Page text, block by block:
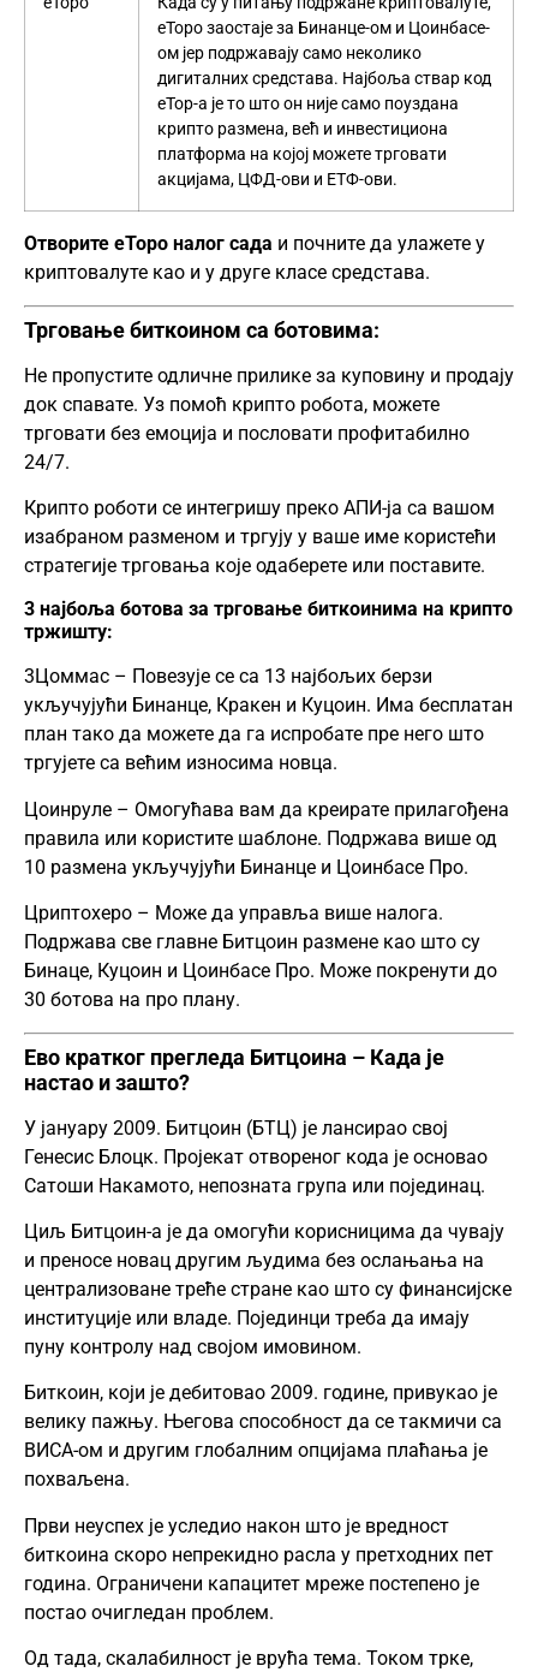
еТоро заостаје за Бинанце-ом и Цоинбасе-
ом јер подржавају само неколико
дигиталних средстава. Најбоља ствар код
еТор-а је то што он није само поуздана
крипто размена, већ и инвестициона
платформа на којој можете трговати
акцијама, ЦФД-ови и ЕТФ-ови.
Отворите еТоро налог сада и почните да улажете у
криптовалуте као и у друге класе средстава.
Трговање биткоином са ботовима:
Не пропустите одличне прилике за куповину и продају
док спавате. Уз помоћ крипто робота, можете
трговати без емоција и пословати профитабилно
24/7.
Крипто роботи се интегришу преко АПИ-ја са вашом
изабраном разменом и тргују у ваше име користећи
стратегије трговања које одаберете или поставите.
3 најбоља ботова за трговање биткоинима на крипто
тржишту:
3Цоммас – Повезује се са 13 најбољих берзи
укључујући Бинанце, Кракен и Куцоин. Има бесплатан
план тако да можете да га испробате пре него што
тргујете са већим износима новца.
Цоинруле – Омогућава вам да креирате прилагођена
правила или користите шаблоне. Подржава више од
10 размена укључујући Бинанце и Цоинбасе Про.
Цриптохеро – Може да управља више налога.
Подржава све главне Битцоин размене као што су
Бинаце, Куцоин и Цоинбасе Про. Може покренути до
30 ботова на про плану.
Ево кратког прегледа Битцоина – Када је
настао и зашто?
У јануару 2009. Битцоин (БТЦ) је лансирао свој
Генесис Блоцк. Пројекат отвореног кода је основао
Сатоши Накамото, непозната група или појединац.
Циљ Битцоин-а је да омогући корисницима да чувају
и преносе новац другим људима без ослањања на
централизоване треће стране као што су финансијске
институције или владе. Појединци треба да имају
пуну контролу над својом имовином.
Биткоин, који је дебитовао 2009. године, привукао је
велику пажњу. Његова способност да се такмичи са
ВИСА-ом и другим глобалним опцијама плаћања је
похваљена.
Први неуспех је уследио након што је вредност
биткоина скоро непрекидно расла у претходних пет
година. Ограничени капацитет мреже постепено је
постао очигледан проблем.
Од тада, скалабилност је врућа тема. Током трке,